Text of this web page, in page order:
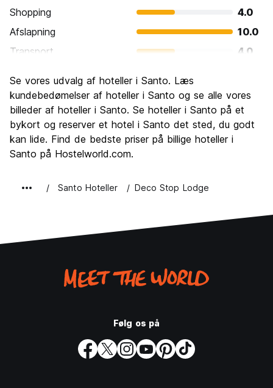
Shopping
4.0
Afslapning
10.0
Transport
4.0
Kultur
8.0
Fester
4.0
Værdi for pengene
6.0
Se vores udvalg af hoteller i Santo. Læs
kundebedømelser af hoteller i Santo og se alle vores
billeder af hoteller i Santo. Se hoteller i Santo på et
bykort og reserver et hotel i Santo det sted, du godt
kan lide. Find de bedste priser på billige hoteller i
Santo på Hostelworld.com.
Santo Hoteller Deco Stop Lodge
Følg os på